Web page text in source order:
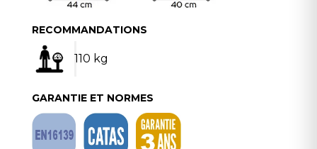
RECOMMANDATIONS
110 kg
GARANTIE ET NORMES